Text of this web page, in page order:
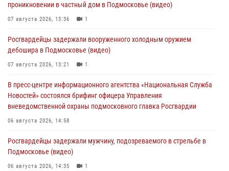
проникновении в частный дом в Подмосковье (видео)
07 августа 2026, 13:36 1
Росгвардейцы задержали вооруженного холодным оружием
дебошира в Подмосковье (видео)
07 августа 2026, 13:21 1
В пресс-центре информационного агентства «Национальная Служба
Новостей» состоялся брифинг офицера Управления
вневедомственной охраны подмосковного главка Росгвардии
06 августа 2026, 14:58
Росгвардейцы задержали мужчину, подозреваемого в стрельбе в
Подмосковье (видео)
06 августа 2026, 14:35 1